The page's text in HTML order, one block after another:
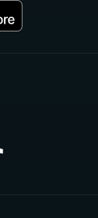
aba)